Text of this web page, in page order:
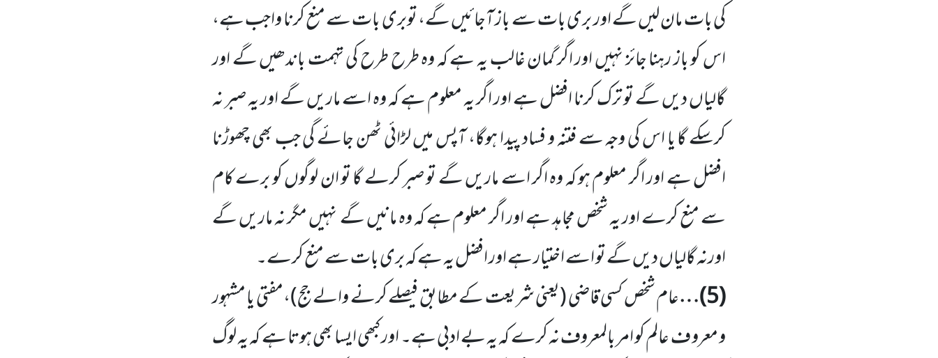
کی بات مان لیں گے اور بری بات سے باز آجائیں گے، توبری بات سے منع کرنا واجب ہے،
اس کو باز رہنا جائز نہیں اور اگر گمان غالب یہ ہے کہ وہ طرح طرح کی تہمت باندھیں گے اور
گالیاں دیں گے تو ترک کرنا افضل ہے اور اگر یہ معلوم ہے کہ وہ اسے ماریں گے اور یہ صبر نہ
کرسکے گا یا اس کی وجہ سے فتنہ و فساد پیدا ہوگا، آپس میں لڑائی ٹھن جائے گی جب بھی چھوڑنا
افضل ہے اور اگر معلوم ہو کہ وہ اگر اسے ماریں گے تو صبر کرلے گا تو ان لوگوں کو برے کام
سے منع کرے اور یہ شخص مجاہد ہے اور اگر معلوم ہے کہ وہ مانیں گے نہیں مگر نہ ماریں گے
اورنہ گالیاں دیں گے تو اسے اختیار ہے اور افضل یہ ہے کہ بری بات سے منع کرے۔
(5)
…عام شخص کسی قاضی(یعنی شریعت کے مطابق فیصلے کرنے والے جج)،مفتی یا مشہور
و معرو ف عالم کو امر بالمعروف نہ کرے کہ یہ بے ادبی ہے۔ اور کبھی ایسا بھی ہوتا ہے کہ یہ لوگ